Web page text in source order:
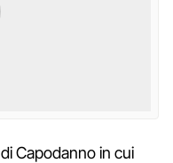
di Capodanno in cui